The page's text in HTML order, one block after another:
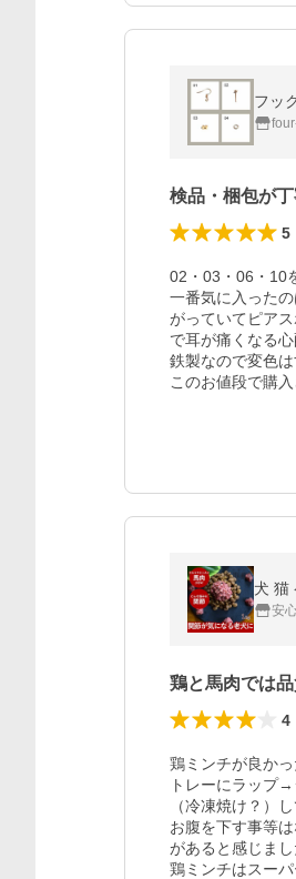
フッ
検品・梱包が
5
02・03・06・10
一番気に入った
がっていてピア
で耳が痛くなる心
鉄製なので変色
このお値段で購
犬 猫
安
鶏と馬肉では
4
鶏ミンチが良か
トレーにラップ
（冷凍焼け？）
お腹を下す事等
があると感じまし
鶏ミンチはスー